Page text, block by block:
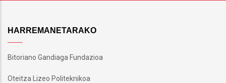
HARREMANETARAKO
Bitoriano Gandiaga Fundazioa
Oteitza Lizeo Politeknikoa